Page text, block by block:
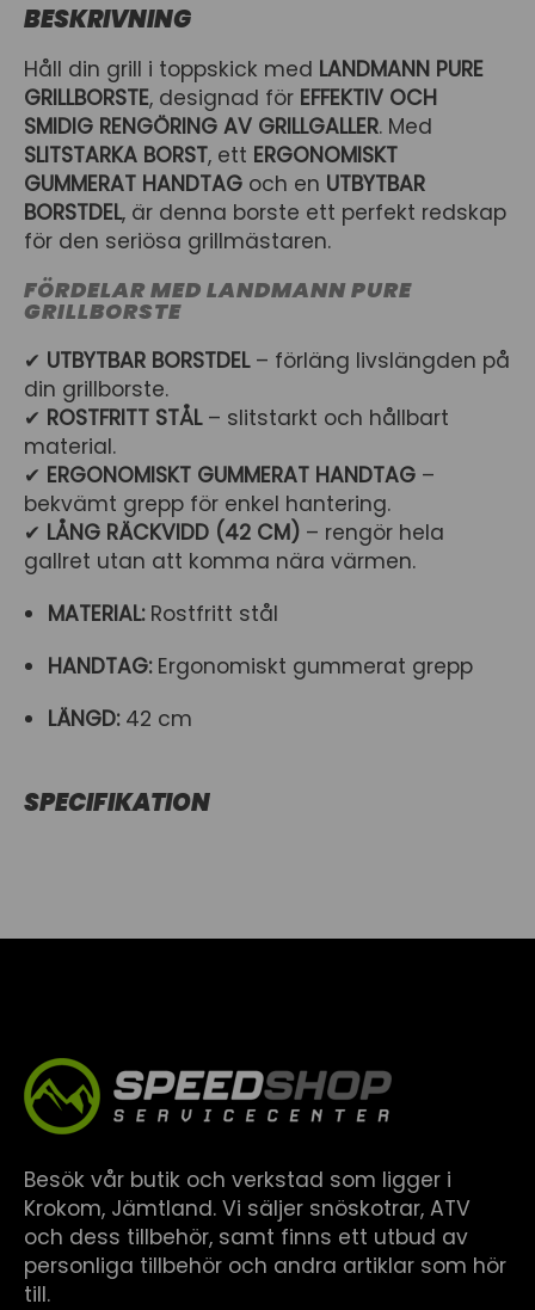
BESKRIVNING
Håll din grill i toppskick med LANDMANN PURE
GRILLBORSTE, designad för EFFEKTIV OCH
SMIDIG RENGÖRING AV GRILLGALLER. Med
SLITSTARKA BORST, ett ERGONOMISKT
GUMMERAT HANDTAG och en UTBYTBAR
BORSTDEL, är denna borste ett perfekt redskap
för den seriösa grillmästaren.
FÖRDELAR MED LANDMANN PURE
GRILLBORSTE
✔ UTBYTBAR BORSTDEL– förläng livslängden på
din grillborste.
✔ ROSTFRITT STÅL– slitstarkt och hållbart
material.
✔ ERGONOMISKT GUMMERAT HANDTAG –
bekvämt grepp för enkel hantering.
✔ LÅNG RÄCKVIDD (42 CM) – rengör hela
gallret utan att komma nära värmen.
MATERIAL:Rostfritt stål
HANDTAG:Ergonomiskt gummerat grepp
LÄNGD:42 cm
SPECIFIKATION
Besök vår butik och verkstad som ligger i
Krokom, Jämtland. Vi säljer snöskotrar, ATV
och dess tillbehör, samt finns ett utbud av
personliga tillbehör och andra artiklar som hör
till.